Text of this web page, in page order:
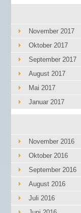
November 2017
Oktober 2017
September 2017
August 2017
Mai 2017
Januar 2017
November 2016
Oktober 2016
September 2016
August 2016
Juli 2016